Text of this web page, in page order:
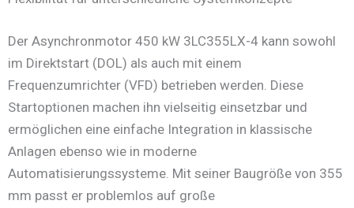
Der Asynchronmotor 450 kW 3LC355LX-4 kann sowohl
im Direktstart (DOL) als auch mit einem
Frequenzumrichter (VFD) betrieben werden. Diese
Startoptionen machen ihn vielseitig einsetzbar und
ermöglichen eine einfache Integration in klassische
Anlagen ebenso wie in moderne
Automatisierungssysteme. Mit seiner Baugröße von 355
mm passt er problemlos auf große